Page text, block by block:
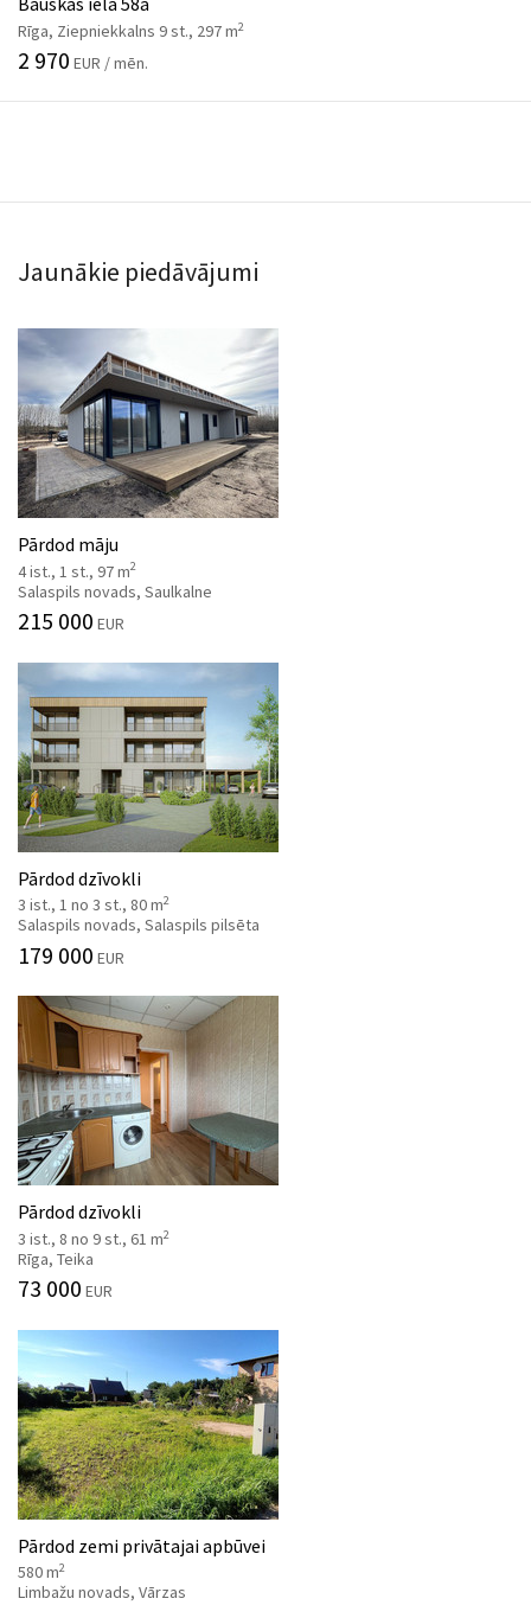
Rīga, Ziepniekkalns 9 st., 297 m2
2 970 EUR / mēn.
Jaunākie piedāvājumi
Pārdod māju
4 ist., 1 st., 97 m2
Salaspils novads, Saulkalne
215 000 EUR
Pārdod dzīvokli
3 ist., 1 no 3 st., 80 m2
Salaspils novads, Salaspils pilsēta
179 000 EUR
Pārdod dzīvokli
3 ist., 8 no 9 st., 61 m2
Rīga, Teika
73 000 EUR
Pārdod zemi privātajai apbūvei
580 m2
Limbažu novads, Vārzas